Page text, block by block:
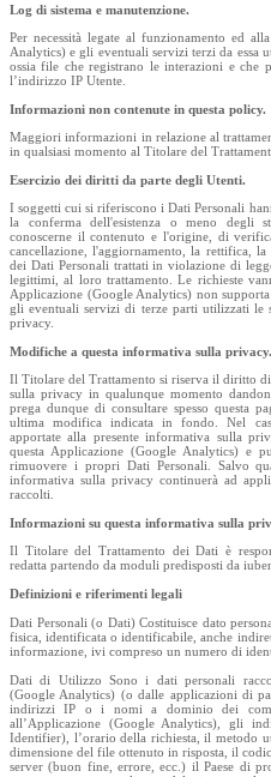
Log di sistema e manutenzione.
Per necessità legate al funzionamento ed
Analytics) e gli eventuali servizi terzi da essa
ossia file che registrano le interazioni e che
l’indirizzo IP Utente.
Informazioni non contenute in questa policy.
Maggiori informazioni in relazione al
in qualsiasi momento al Titolare del
Esercizio dei diritti da parte degli Utenti.
I soggetti cui si riferiscono i Dati Personali
la conferma dell'esistenza o meno degli
conoscerne il contenuto e l'origine, di
cancellazione, l'aggiornamento, la rettifica,
dei Dati Personali trattati in violazione di
legittimi, al loro trattamento. Le richieste
Applicazione (Google Analytics) non
gli eventuali servizi di terze parti utilizzati le
privacy.
Modifiche a questa informativa sulla privacy.
Il Titolare del Trattamento si riserva il diritto
sulla privacy in qualunque momento
prega dunque di consultare spesso questa
ultima modifica indicata in fondo. Nel
apportate alla presente informativa sulla
questa Applicazione (Google Analytics) e
rimuovere i propri Dati Personali. Salvo
informativa sulla privacy continuerà ad
raccolti.
Informazioni su questa informativa sulla
Il Titolare del Trattamento dei Dati è
redatta partendo da moduli predisposti da
Definizioni e riferimenti legali
Dati Personali (o Dati) Costituisce dato
fisica, identificata o identificabile, anche
informazione, ivi compreso un numero di
Dati di Utilizzo Sono i dati personali
(Google Analytics) (o dalle applicazioni di
indirizzi IP o i nomi a dominio dei
all’Applicazione (Google Analytics), gli
Identifier), l’orario della richiesta, il metodo
dimensione del file ottenuto in risposta, il
server (buon fine, errore, ecc.) il Paese di